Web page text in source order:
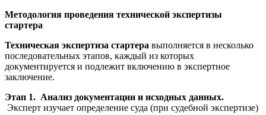
Методология проведения технической экспертизы
стартера
Техническая экспертиза стартера выполняется в несколько
последовательных этапов, каждый из которых
документируется и подлежит включению в экспертное
заключение.
Этап 1. Анализ документации и исходных данных.
Эксперт изучает определение суда (при судебной экспертизе)